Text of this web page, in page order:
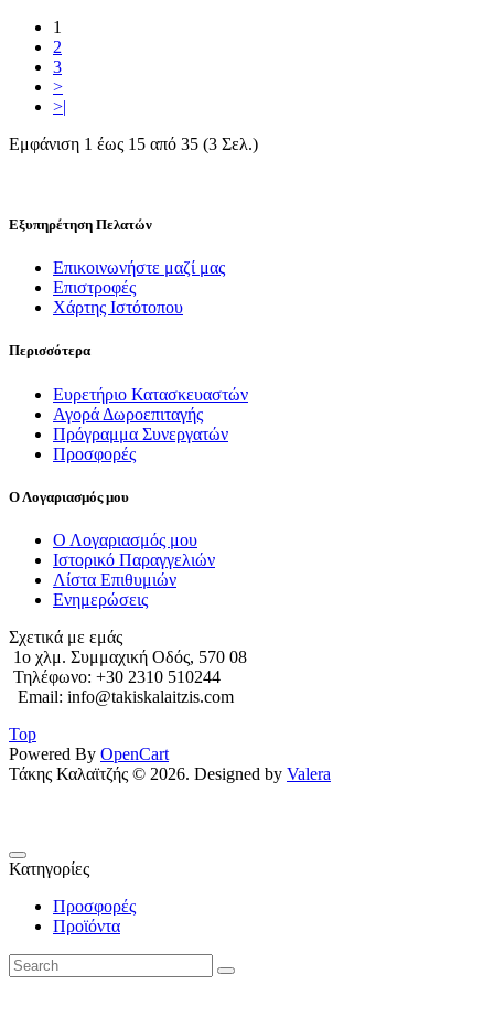
1
2
3
>
>|
Εμφάνιση 1 έως 15 από 35 (3 Σελ.)
Εξυπηρέτηση Πελατών
Επικοινωνήστε μαζί μας
Επιστροφές
Χάρτης Ιστότοπου
Περισσότερα
Ευρετήριο Κατασκευαστών
Αγορά Δωροεπιταγής
Πρόγραμμα Συνεργατών
Προσφορές
Ο Λογαριασμός μου
Ο Λογαριασμός μου
Ιστορικό Παραγγελιών
Λίστα Επιθυμιών
Ενημερώσεις
Σχετικά με εμάς
1o χλμ. Συμμαχική Οδός, 570 08
Τηλέφωνο: +30 2310 510244
Email: info@takiskalaitzis.com
Top
Powered By OpenCart
Τάκης Καλαϊτζής © 2026. Designed by Valera
Κατηγορίες
Προσφορές
Προϊόντα